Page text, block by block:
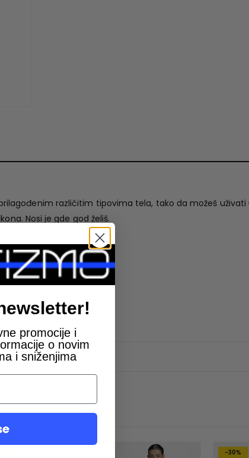
različitim tipovima tela, tako da možeš uživati
Nosi je gde god želiš.
tela
-30%
promocije i
o novim
i sniženjima